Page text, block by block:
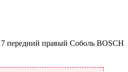
передний правый Соболь BOSCH